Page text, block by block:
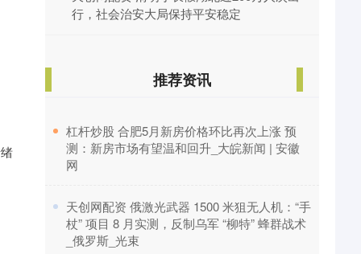
行，社会治安大局保持平安稳定
推荐资讯
​杠杆炒股 合肥5月新房价格环比再次上涨 预
测：新房市场有望温和回升_大皖新闻 | 安徽
网
​天创网配资 俄激光武器 1500 米狙无人机：“手
杖” 项目 8 月实测，反制乌军 “柳特” 蜂群战术
_俄罗斯_光束